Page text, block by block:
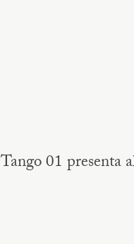
01 presenta